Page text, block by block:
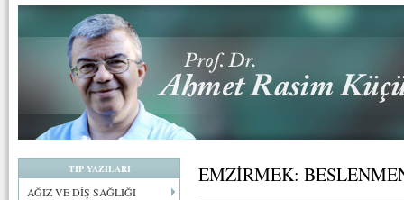
TIP YAZILARI
AĞIZ VE DİŞ SAĞLIĞI
EMZİRMEK: